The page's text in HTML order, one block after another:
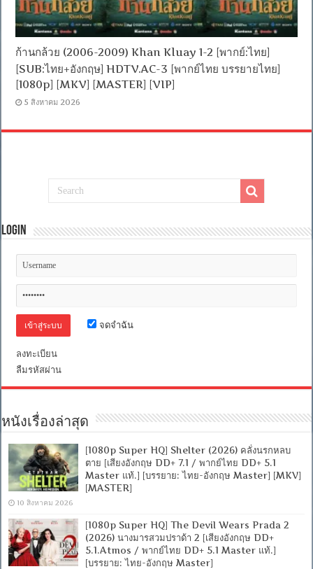
ก้านกล้วย (2006-2009) Khan Kluay 1-2 [พากย์:ไทย]
[SUB:ไทย+อังกฤษ] HDTV.AC-3 [พากย์ไทย บรรยายไทย]
[1080p] [MKV] [MASTER] [VIP]
5 สิงหาคม 2026
Login
จดจำฉัน
ลงทะเบียน
ลืมรหัสผ่าน
หนังเรื่องล่าสุด
[1080p Super HQ] Shelter (2026) คลั่งนรกหลบ
ตาย [เสียงอังกฤษ DD+ 7.1 / พากย์ไทย DD+ 5.1
Master แท้.] [บรรยาย: ไทย-อังกฤษ Master] [MKV]
[MASTER]
10 สิงหาคม 2026
[1080p Super HQ] The Devil Wears Prada 2
(2026) นางมารสวมปราด้า 2 [เสียงอังกฤษ DD+
5.1.Atmos / พากย์ไทย DD+ 5.1 Master แท้.]
[บรรยาย: ไทย-อังกฤษ Master]